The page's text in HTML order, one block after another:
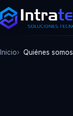
Inicio Quiénes somos